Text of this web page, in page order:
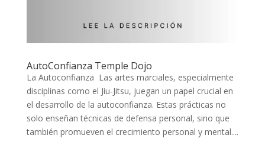
AutoConfianza Temple Dojo
La Autoconfianza Las artes marciales, especialmente
disciplinas como el Jiu-Jitsu, juegan un papel crucial en
el desarrollo de la autoconfianza. Estas prácticas no
solo enseñan técnicas de defensa personal, sino que
también promueven el crecimiento personal y mental....